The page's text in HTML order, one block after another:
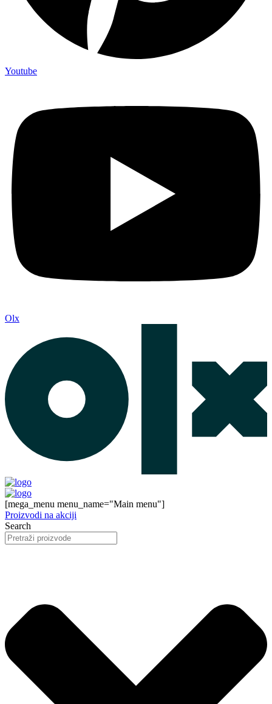
Youtube
Olx
[mega_menu menu_name="Main menu"]
Proizvodi na akciji
Search